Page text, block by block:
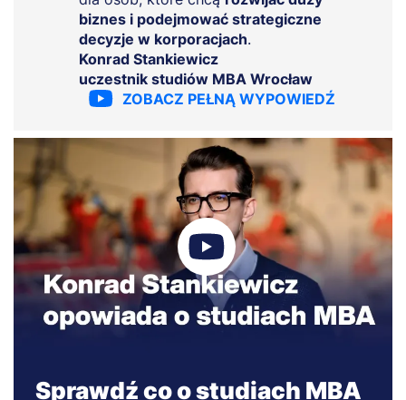
biznes i podejmować strategiczne
decyzje w korporacjach.
Konrad Stankiewicz
uczestnik studiów MBA Wrocław
ZOBACZ PEŁNĄ WYPOWIEDŹ
Sprawdź co o studiach MBA